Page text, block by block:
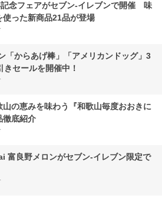
念フェアがセブン-イレブンで開催 味
使った新商品21品が登場
「からあげ棒」「アメリカンドッグ」3
きセールを開催中！
山の恵みを味わう『和歌山毎度おおきに
徹底紹介
富良野メロンがセブン‐イレブン限定で